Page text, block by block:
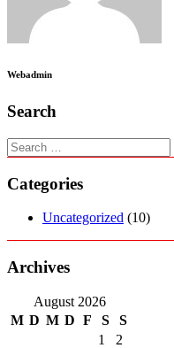
Webadmin
Search
Categories
Uncategorized (10)
Archives
August 2026
M D M D F S
S
1
2